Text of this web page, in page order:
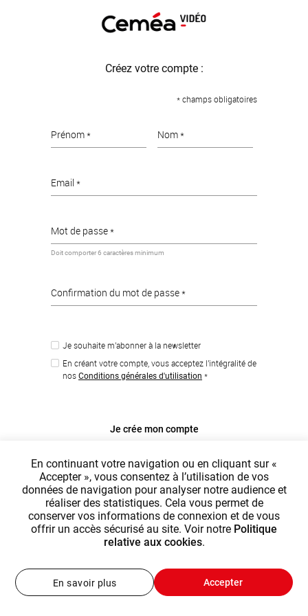
Créez votre compte :
* champs obligatoires
Prénom * Nom *
Email *
Mot de passe *
Doit comporter 6 caractères minimum
Confirmation du mot de passe *
Je souhaite m'abonner à la newsletter
En créant votre compte, vous acceptez l'intégralité de
nos Conditions générales d'utilisation *
Je crée mon compte
Déjà inscrit ?Cliquez ici pour vous connecter
En continuant votre navigation ou en cliquant sur «
Accepter », vous consentez à l’utilisation de vos
données de navigation pour analyser notre audience et
réaliser des statistiques. Cela vous permet de
conserver vos informations de connexion et de vous
offrir un accès sécurisé au site. Voir notre Politique
relative aux cookies.
Accepter
En savoir plus